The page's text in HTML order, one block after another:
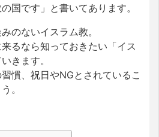
国です」と書いてあります。
のないイスラム教。
るなら知っておきたい「イス
きます。
慣、祝日やNGとされているこ
。